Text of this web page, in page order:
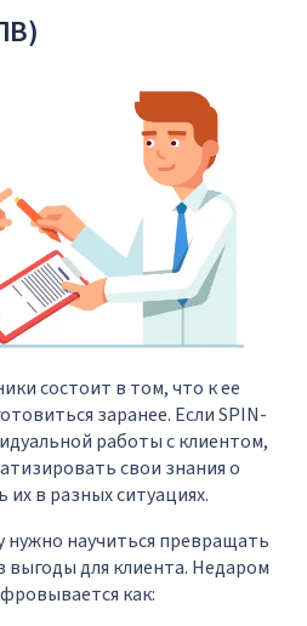
состоит в том, что к ее
заранее. Если SPIN-
работы с клиентом,
свои знания о
в разных ситуациях.
нужно научиться превращать
выгоды для клиента. Недаром
как: